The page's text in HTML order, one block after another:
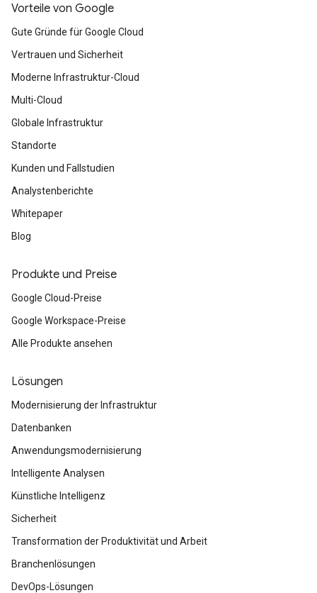
Vorteile von Google
Gute Gründe für Google Cloud
Vertrauen und Sicherheit
Moderne Infrastruktur-Cloud
Multi-Cloud
Globale Infrastruktur
Standorte
Kunden und Fallstudien
Analystenberichte
Whitepaper
Blog
Produkte und Preise
Google Cloud-Preise
Google Workspace-Preise
Alle Produkte ansehen
Lösungen
Modernisierung der Infrastruktur
Datenbanken
Anwendungsmodernisierung
Intelligente Analysen
Künstliche Intelligenz
Sicherheit
Transformation der Produktivität und Arbeit
Branchenlösungen
DevOps-Lösungen